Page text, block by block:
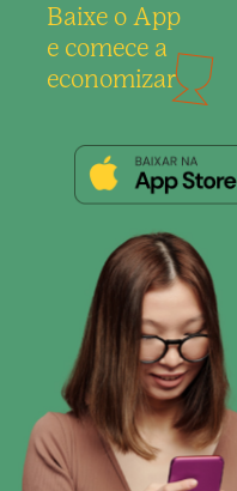
Baixe o App
e comece a
economizar